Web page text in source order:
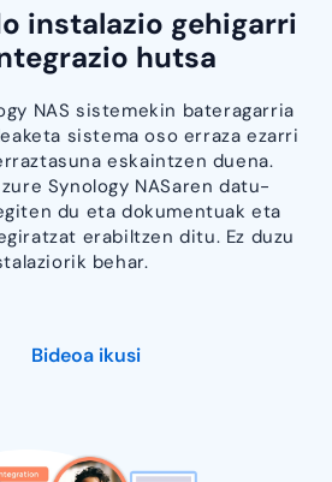
instalazio gehigarri
hutsa
NAS sistemekin bateragarria
sistema oso erraza ezarri
eskaintzen duena.
Synology NASaren datu-
du eta dokumentuak eta
erabiltzen ditu. Ez duzu
behar.
Bideoa ikusi